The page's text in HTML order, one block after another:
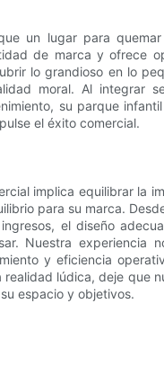
un lugar para
de marca y ofrece
lo grandioso en lo
moral. Al integrar
su parque
el éxito comercial.
implica equilibrar la
para su marca.
el diseño
Nuestra experiencia
y eficiencia
lúdica, deje que
espacio y objetivos.